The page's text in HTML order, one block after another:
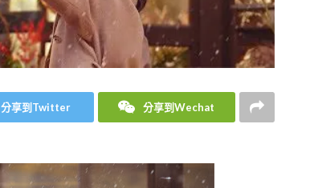
分享到Twitter 分享到Wechat